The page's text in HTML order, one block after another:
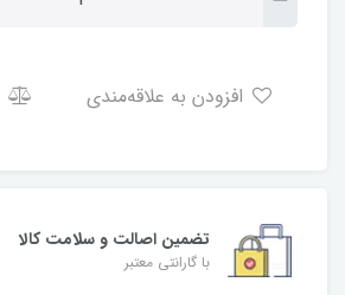
تضمین اصالت و سلامت کالا
با گارانتی معتبر